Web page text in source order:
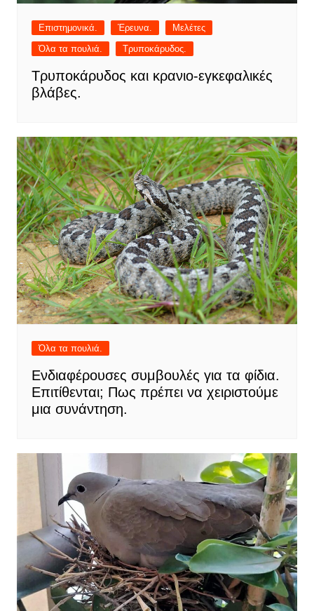
Επιστημονικά. Έρευνα.
Μελέτες
Όλα τα πουλιά.
Τρυποκάρυδος.
Τρυποκάρυδος και κρανιο-εγκεφαλικές
βλάβες.
Όλα τα πουλιά.
Ενδιαφέρουσες συμβουλές για τα φίδια.
Επιτίθενται; Πως πρέπει να χειριστούμε
μια συνάντηση.